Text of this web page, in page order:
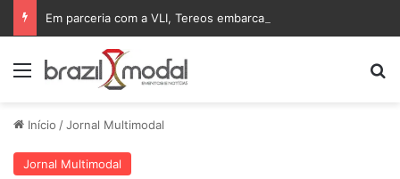
Menu
Início /Jornal Multimodal
Jornal Multimodal